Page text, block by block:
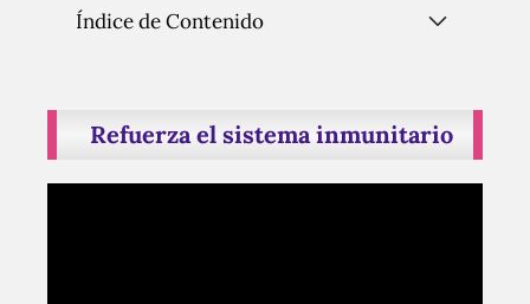
Índice de Contenido
Refuerza el sistema inmunitario